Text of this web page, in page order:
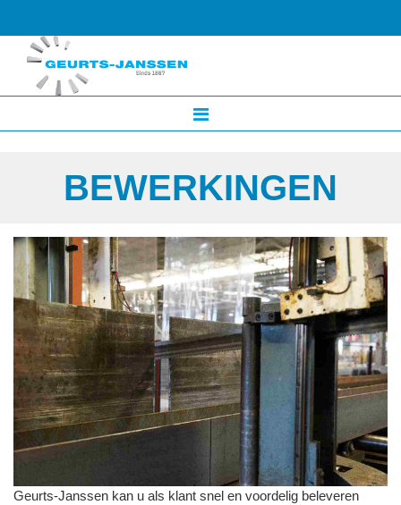
BEWERKINGEN
Geurts-Janssen kan u als klant snel en voordelig beleveren